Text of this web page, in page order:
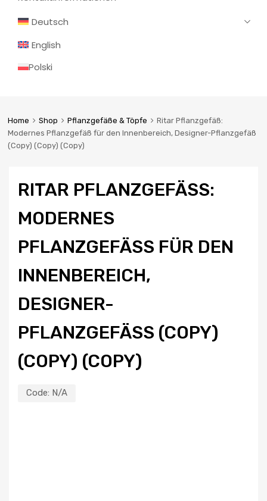
Deutsch
English
Polski
Home Shop Pflanzgefäße & Töpfe
Ritar Pflanzgefäß:
Modernes Pflanzgefäß für den Innenbereich, Designer-Pflanzgefäß
(Copy) (Copy) (Copy)
RITAR PFLANZGEFÄSS: M
ODERNES P
FLANZGEFÄSS FÜR DEN IN
NENBEREICH, DE
SIGNER-PF
LANZGEFÄSS (COPY) (CO
PY) (COPY)
Code: N/A